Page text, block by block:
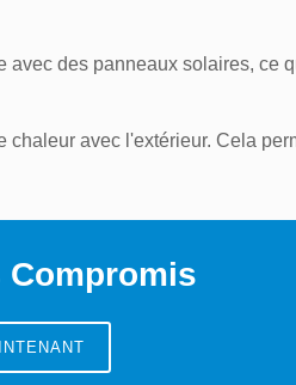
des panneaux solaires, ce
avec l'extérieur. Cela
Compromis